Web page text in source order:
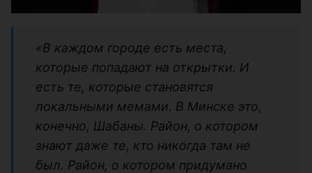
«В каждом городе есть места,
которые попадают на открытки. И
есть те, которые становятся
локальными мемами. В Минске это,
конечно, Шабаны. Район, о котором
знают даже те, кто никогда там не
был. Район, о котором придумано